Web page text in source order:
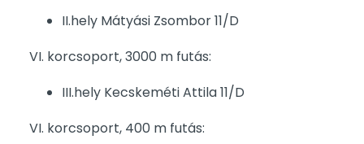
II.hely Mátyási Zsombor 11/D
VI. korcsoport, 3000 m futás:
III.hely Kecskeméti Attila 11/D
VI. korcsoport, 400 m futás: